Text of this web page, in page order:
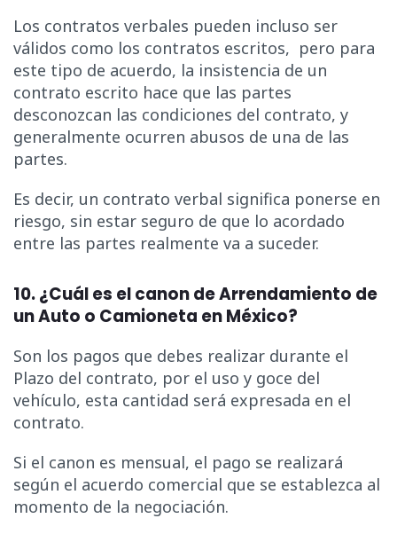
Los contratos verbales pueden incluso ser
válidos como los contratos escritos, pero para
este tipo de acuerdo, la insistencia de un
contrato escrito hace que las partes
desconozcan las condiciones del contrato, y
generalmente ocurren abusos de una de las
partes.
Es decir, un contrato verbal significa ponerse en
riesgo, sin estar seguro de que lo acordado
entre las partes realmente va a suceder.
10. ¿Cuál es el canon de Arrendamiento de
un Auto o Camioneta en México?
Son los pagos que debes realizar durante el
Plazo del contrato, por el uso y goce del
vehículo, esta cantidad será expresada en el
contrato.
Si el canon es mensual, el pago se realizará
según el acuerdo comercial que se establezca al
momento de la negociación.